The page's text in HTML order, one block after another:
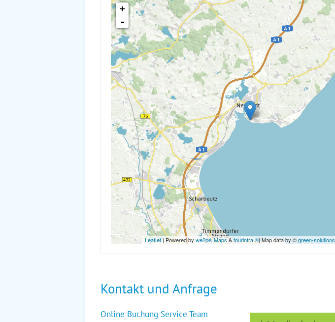
+
-
Leaflet| Powered by we2p® Maps&tourinfra ®| Map data by ©green-solutions
Kontakt und Anfrage
Online Buchung Service Team